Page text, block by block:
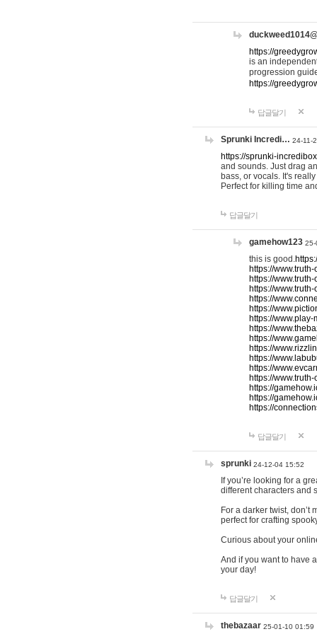
https://
is an
progression
https://
답글달기
Sprunki Incredi… 24-11-
https://sprunki-
and sounds. Just drag
bass, or vocals. It's
Perfect for killing time
답글달기
gamehow123 25-
this is good.
https://
https://
https://
https://
https://
https://
https://
https://
https://
https://
https://
https://
https://
https://
https://
답글달기
sprunki 24-12-04 15:52
If you’re looking for a
different characters and
For a darker twist, don’t
perfect for crafting
Curious about your
And if you want to have
your day!
답글달기
thebazaar 25-01-10 01:59